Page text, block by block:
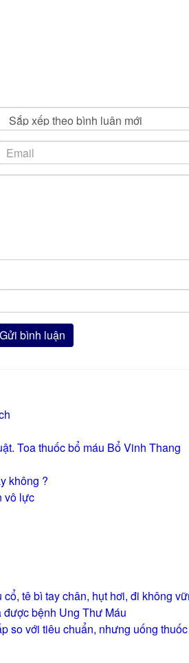
Toa thuốc bổ máu Bổ Vinh Thang
không ?
vô lực
tê bì tay chân, hụt hơi, đi không
được bệnh Ung Thư Máu
so với tiêu chuẩn, nhưng uống